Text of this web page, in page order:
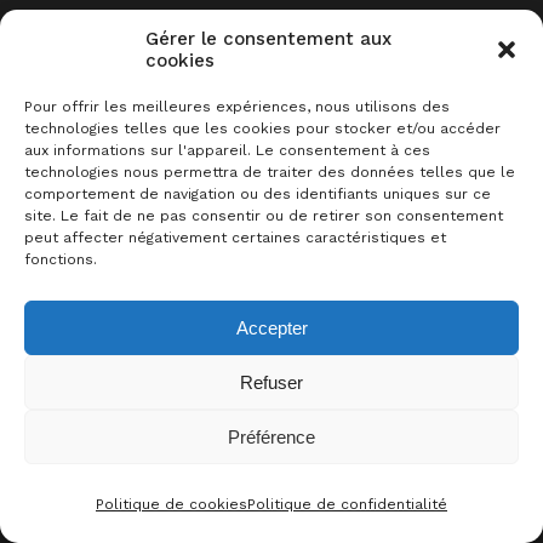
Gérer le consentement aux
cookies
Pour offrir les meilleures expériences, nous utilisons des
technologies telles que les cookies pour stocker et/ou accéder
aux informations sur l'appareil. Le consentement à ces
technologies nous permettra de traiter des données telles que le
comportement de navigation ou des identifiants uniques sur ce
site. Le fait de ne pas consentir ou de retirer son consentement
peut affecter négativement certaines caractéristiques et
fonctions.
Accepter
Refuser
Préférence
Politique de cookiesPolitique de confidentialité
Sommaire
Description
Acheter le jeu sur …
Plus de liens
Sur le même sujet
Les commentaires
CONTACT